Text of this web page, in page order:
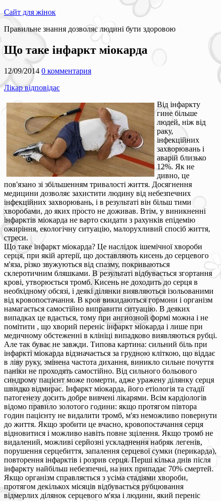
Сайт для жінок
Правильне знання дозволяє людині бути здоровою
Що таке інфаркт міокарда
12/09/2014 0 комментария
Лікар відповідає
Від інфаркту
гине більше
людей, ніж від
раку,
інфекційних
захворювань і
аварій близько
12%. Як не
дивно, це
пов'язано зі збільшенням тривалості життя. Досягнення
медицини дозволяє захистити людину від небезпечних
інфекційних захворювань, і в результаті він більш тими
хворобами, до яких просто не доживав. Втім, у виникненні
інфарктів міокарда не варто скидати з рахунків епідемію
ожиріння, екологічну ситуацію, малорухливий спосіб життя,
стреси.
Що таке інфаркт міокарда? Це наслідок ішемічної хвороби
серця, при якій артерії, що доставляють кисень до серцевого
м'яза, різко звужуються від спазму, покриваються
склеротичним бляшками. В результаті відбувається згортання
крові, утворюється тромб. Кисень не доходить до серця в
необхідному обсязі, і деякі ділянки виявляються ізольованими
від кровопостачання. В кров викидаються гормони і організм
намагається самостійно виправити ситуацію. В деяких
випадках це вдається, тому при ангиозной формі можна і не
помітити , що хворий переніс інфаркт міокарда і лише при
медичному обстеженні в клініці випадково виявляються рубці.
Але так буває не завжди. Типова картина: сильний біль при
інфаркті міокарда відзначається за грудною кліткою, що віддає
в ліву руку, змінена частота дихання, виникло сильне почуття
паніки не проходять самостійно. Від сильного больового
синдрому пацієнт може померти, адже уражену ділянку серця
швидко відмирає. Інфаркт міокарда, його етіологія та стадії
патогенезу досить добре вивчені лікарями. Всім кардіологів
відомо правило золотого години: якщо протягом півтора
годин пацієнту не видалити тромб, м'яз неможливо повернути
до життя. Якщо зробити це вчасно, кровопостачання серця
відновитися і можливо навіть повне зцілення. Якщо тромб не
видалений, можливі серйозні ускладнення набряк легенів,
порушення серцебиття, запалення серцевої сумки (перикарда),
повторення інфарктів і розрив серця. Перші кілька днів після
інфаркту найбільш небезпечні, на них припадає 70% смертей.
Якщо організм справляється з усіма стадіями хвороби,
протягом декількох місяців відбувається рубцювання
відмерлих ділянок серцевого м'яза і людини, який переніс